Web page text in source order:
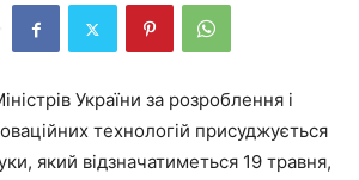
України за розроблення і
технологій присуджується
який відзначатиметься 19 травня,